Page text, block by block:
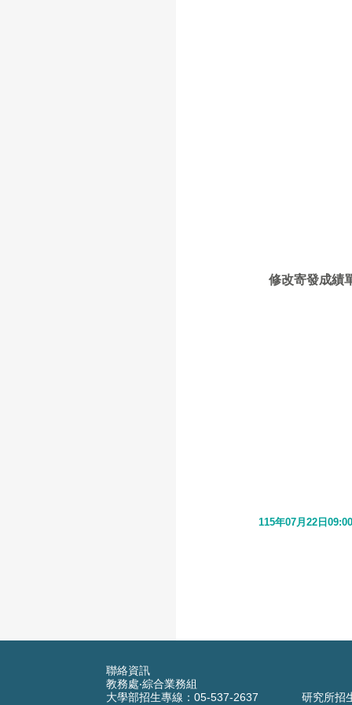
修改寄發成績
115年07月22日
聯絡資訊
教務處‧綜合業務組
大學部招生專線：05-537-2637
研究所招